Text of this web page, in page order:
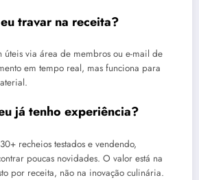
travar na receita?
úteis via área de membros ou e-mail de
em tempo real, mas funciona para
já tenho experiência?
recheios testados e vendendo,
poucas novidades. O valor está na
por receita, não na inovação culinária.